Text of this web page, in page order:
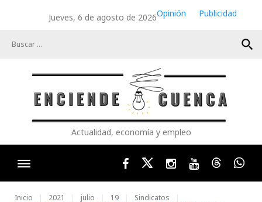
Jueves, 6 de agosto de 2026Opinión
Publicidad
search
Actualidad, economía y empleo
FacebookTwitterInstagram
YoutubeThreads
Inicio 2021 julio 19
Sindicatos